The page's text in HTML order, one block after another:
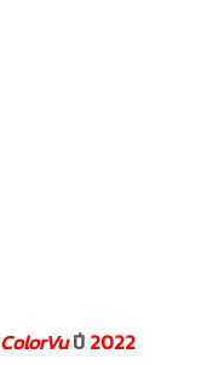
ColorVuปี 2022